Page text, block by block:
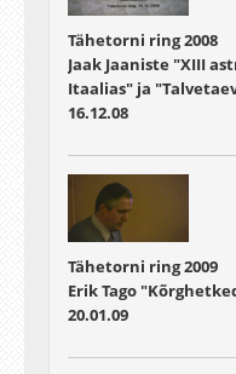
Tähetorni ring 2008
Jaak Jaaniste "XIII
Itaalias" ja
16.12.08
Tähetorni ring 2009
Erik Tago
20.01.09